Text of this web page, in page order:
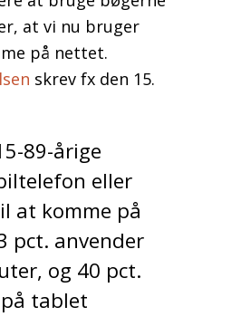
at vi nu bruger
på nettet.
skrev fx den 15.
89-årige
eller
at komme på
pct. anvender
og 40 pct.
tablet